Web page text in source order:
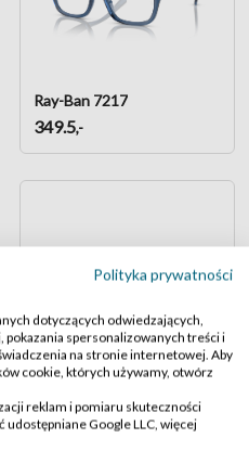
Ray-Ban 7217
349.5,-
Ray-Ban 6513
449.5,-
Polityka prywatności
dotyczących odwiedzających,
spersonalizowanych treści i
na stronie internetowej. Aby
cookie, których używamy, otwórz
reklam i pomiaru skuteczności
udostępniane Google LLC, więcej